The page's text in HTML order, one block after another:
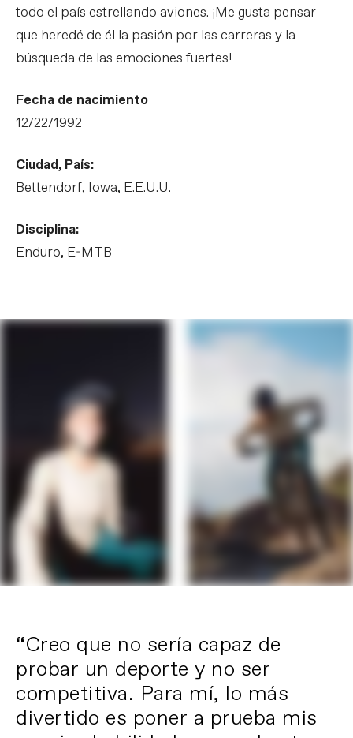
todo el país estrellando aviones. ¡Me gusta pensar
que heredé de él la pasión por las carreras y la
búsqueda de las emociones fuertes!
Fecha de nacimiento
12/22/1992
Ciudad, País:
Bettendorf, Iowa, E.E.U.U.
Disciplina:
Enduro, E-MTB
“Creo que no sería capaz de
probar un deporte y no ser
competitiva. Para mí, lo más
divertido es poner a prueba mis